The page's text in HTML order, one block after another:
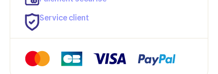
Service client
Ajouter à ma liste d'envies
Créer une nouvelle liste
Nom de la liste d'envies
Vous devez être connecté pour ajouter des produits à votre